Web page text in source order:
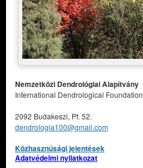
Nemzetközi Dendrológiai Alapítvány
International Dendrological Foundation
2092 Budakeszi, Pf. 52.
dendrologia100@gmail.com
Közhasznúsági jelentések
Adatvédelmi nyilatkozat